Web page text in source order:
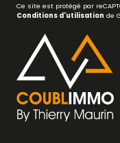
Ce site est protégé par
Conditions d'utilisation de